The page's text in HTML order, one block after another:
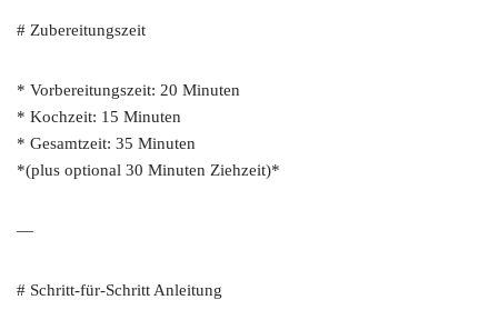
# Zubereitungszeit
* Vorbereitungszeit: 20 Minuten
* Kochzeit: 15 Minuten
* Gesamtzeit: 35 Minuten
*(plus optional 30 Minuten Ziehzeit)*
—
# Schritt-für-Schritt Anleitung